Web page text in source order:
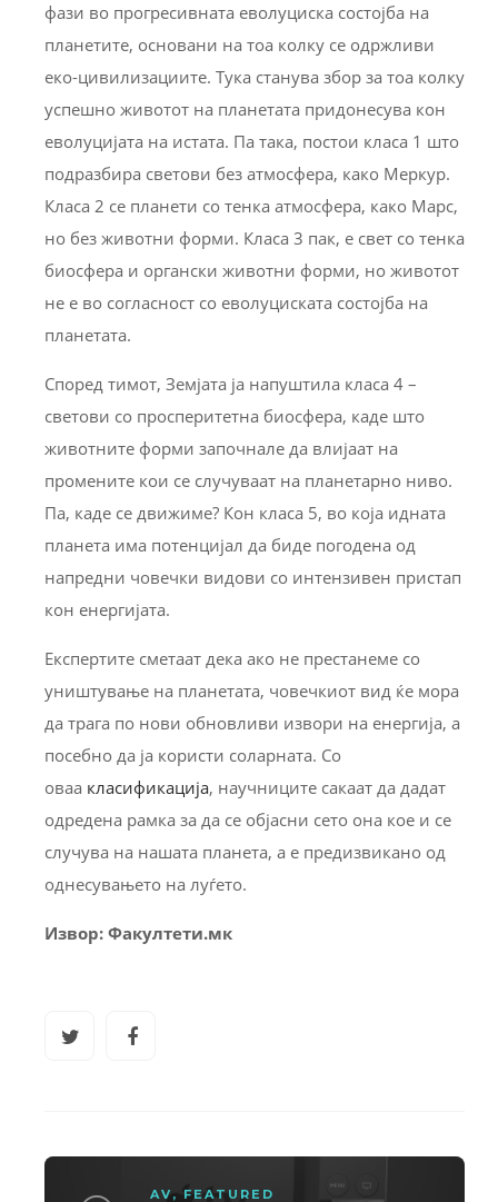
фази во прогресивната еволуциска состојба на
планетите, основани на тоа колку се одржливи
еко-цивилизациите. Тука станува збор за тоа колку
успешно животот на планетата придонесува кон
еволуцијата на истата. Па така, постои класа 1 што
подразбира светови без атмосфера, како Меркур.
Класа 2 се планети со тенка атмосфера, како Марс,
но без животни форми. Класа 3 пак, е свет со тенка
биосфера и органски животни форми, но животот
не е во согласност со еволуциската состојба на
планетата.
Според тимот, Земјата ја напуштила класа 4 –
светови со просперитетна биосфера, каде што
животните форми започнале да влијаат на
промените кои се случуваат на планетарно ниво.
Па, каде се движиме? Кон класа 5, во која идната
планета има потенцијал да биде погодена од
напредни човечки видови со интензивен пристап
кон енергијата.
Експертите сметаат дека ако не престанеме со
уништување на планетата, човечкиот вид ќе мора
да трага по нови обновливи извори на енергија, а
посебно да ја користи соларната. Со
оваа класификација, научниците сакаат да дадат
одредена рамка за да се објасни сето она кое и се
случува на нашата планета, а е предизвикано од
однесувањето на луѓето.
Извор: Факултети.мк
AV, FEATURED